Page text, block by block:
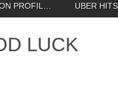
PROFIL… UBER HITS
LUCK